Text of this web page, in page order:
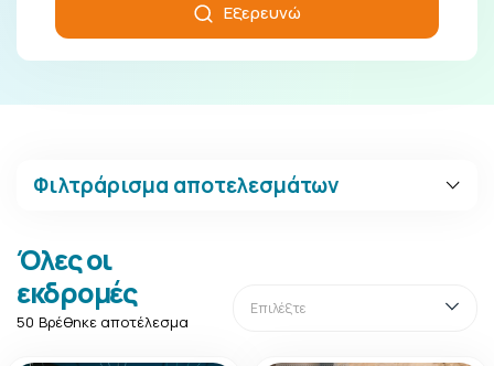
Εξερευνώ
Φιλτράρισμα αποτελεσμάτων
Όλες οι
εκδρομές
50 Βρέθηκε αποτέλεσμα